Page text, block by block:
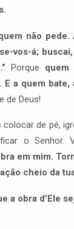
não pede.
vos-á;
Porque quem
E a quem bate,
de Deus!
de pé,
o Senhor.
em mim.
cheio da
a obra d’Ele